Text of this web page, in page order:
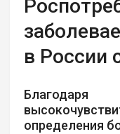
в России
определения